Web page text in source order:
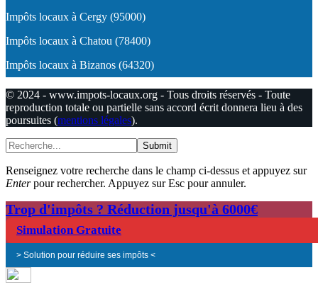
Impôts locaux à Cergy (95000)
Impôts locaux à Chatou (78400)
Impôts locaux à Bizanos (64320)
© 2024 - www.impots-locaux.org - Tous droits réservés - Toute
reproduction totale ou partielle sans accord écrit donnera lieu à des
poursuites (mentions légales).
Submit
Renseignez votre recherche dans le champ ci-dessus et appuyez sur
Enterpour rechercher. Appuyez sur Esc pour annuler.
Trop d'impôts ? Réduction jusqu'à 6000€
Simulation Gratuite
> Solution pour réduire ses impôts <